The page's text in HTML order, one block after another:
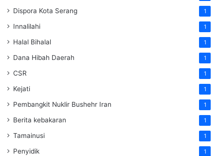
Dispora Kota Serang 1
Innalilahi 1
Halal Bihalal 1
Dana Hibah Daerah 1
CSR 1
Kejati 1
Pembangkit Nuklir Bushehr Iran 1
Berita kebakaran 1
Tamainusi 1
Penyidik 1